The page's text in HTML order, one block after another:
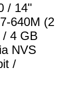
/ 14"
640M (2
/ 4 GB
NVS
/